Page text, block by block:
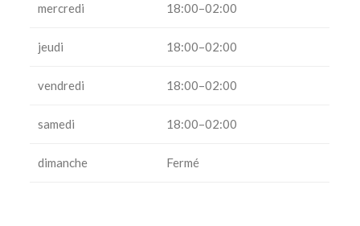
mercredi 18:00–02:00
jeudi 18:00–02:00
vendredi 18:00–02:00
samedi 18:00–02:00
dimanche Fermé